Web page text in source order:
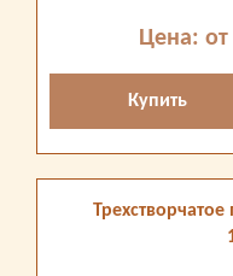
Цена: от
Купить